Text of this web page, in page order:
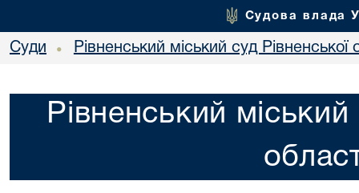
Судова влада
Суди • Рівненський міський суд Рівненської
Рівненський міський